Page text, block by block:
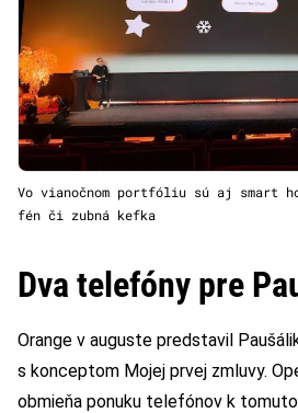
Vo vianočnom portfóliu sú aj smart
fén či zubná kefka
Dva telefóny pre
Orange v auguste predstavil
s konceptom Mojej prvej zmluvy.
obmieňa ponuku telefónov k